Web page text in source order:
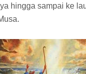
hingga sampai ke